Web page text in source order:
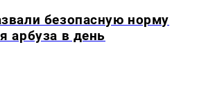
безопасную норму
арбуза в день